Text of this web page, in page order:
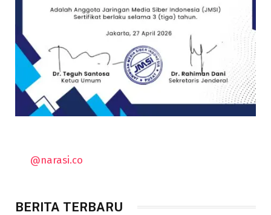
@narasi.co
BERITA TERBARU